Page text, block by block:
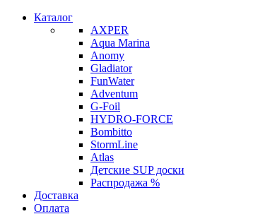
Каталог
AXPER
Aqua Marina
Anomy
Gladiator
FunWater
Adventum
G-Foil
HYDRO-FORCE
Bombitto
StormLine
Atlas
Детские SUP доски
Распродажа %
Доставка
Оплата